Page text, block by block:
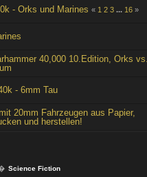
- Orks und Marines « 1 2 3 ... 16 »
40,000 10.Edition, Orks
- 6mm Tau
20mm Fahrzeugen aus Papier,
und herstellen!
Science Fiction